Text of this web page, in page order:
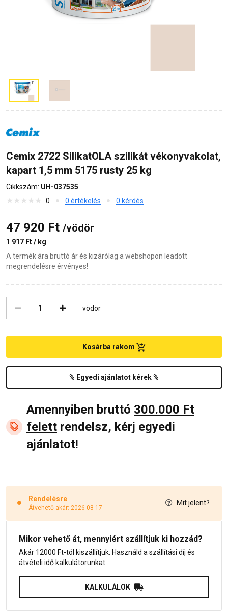
Cemix 2722 SilikatOLA szilikát vékonyvakolat,
kapart 1,5 mm 5175 rusty 25 kg
Cikkszám: UH-037535
0
0 értékelés 0 kérdés
47 920 Ft /vödör
1 917 Ft / kg
A termék ára bruttó ár és kizárólag a webshopon leadott
megrendelésre érvényes!
vödör
% Egyedi ajánlatot kérek %
Kosárba rakom
Amennyiben bruttó 300.000 Ft
felett rendelsz, kérj egyedi
ajánlatot!
Rendelésre
Átvehető akár: 2026-08-17
Mit jelent?
Mikor vehető át, mennyiért szállítjuk ki hozzád?
Akár 12000 Ft-tól kiszállítjuk. Használd a szállítási díj és
átvételi idő kalkulátorunkat.
KALKULÁLOK